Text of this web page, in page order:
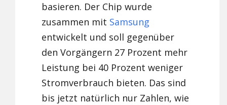
basieren. Der Chip wurde
zusammen mit Samsung
entwickelt und soll gegenüber
den Vorgängern 27 Prozent mehr
Leistung bei 40 Prozent weniger
Stromverbrauch bieten. Das sind
bis jetzt natürlich nur Zahlen, wie